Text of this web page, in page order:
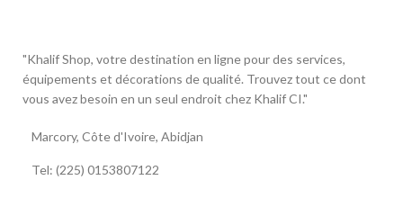
"Khalif Shop, votre destination en ligne pour des services,
équipements et décorations de qualité. Trouvez tout ce dont
vous avez besoin en un seul endroit chez Khalif CI."
Marcory, Côte d'Ivoire, Abidjan
Tel: (225) 0153807122